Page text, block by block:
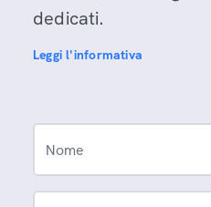
dedicati.
Leggi l'informativa
Nome